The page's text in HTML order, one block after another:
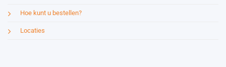
Hoe kunt u bestellen?
Locaties